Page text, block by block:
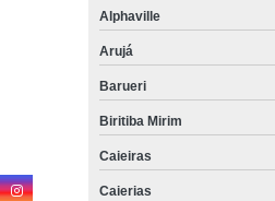
Alphaville
Arujá
Barueri
Biritiba Mirim
Caieiras
Caierias